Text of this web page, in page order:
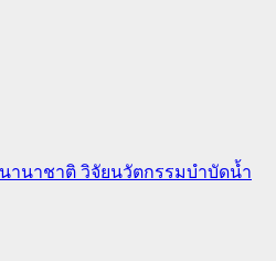
นาชาติ วิจัยนวัตกรรมบำบัดน้ำ